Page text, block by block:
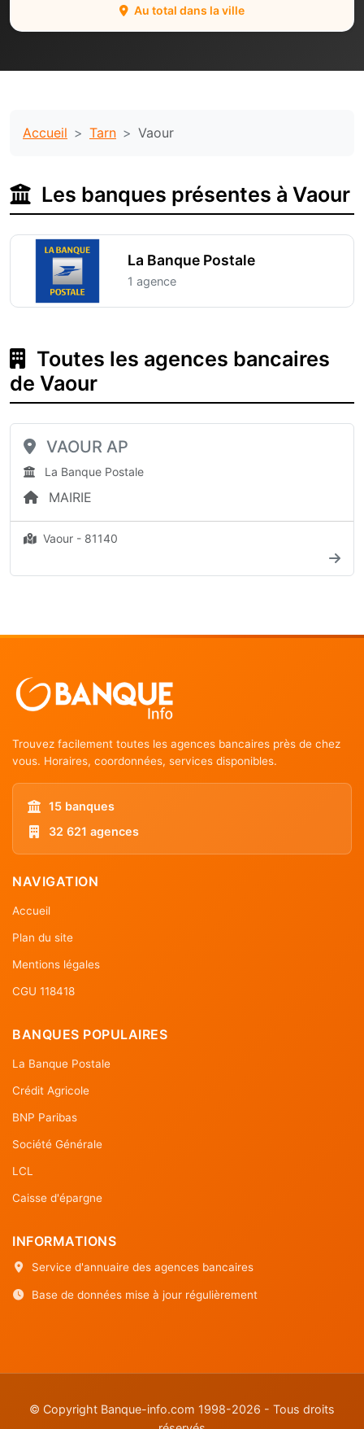
Au total dans la ville
Accueil Tarn Vaour
Les banques présentes à Vaour
La Banque Postale
1 agence
Toutes les agences bancaires
de Vaour
VAOUR AP
La Banque Postale
MAIRIE
Vaour - 81140
Trouvez facilement toutes les agences bancaires près de chez
vous. Horaires, coordonnées, services disponibles.
15 banques
32 621 agences
NAVIGATION
Accueil
Plan du site
Mentions légales
CGU 118418
BANQUES POPULAIRES
La Banque Postale
Crédit Agricole
BNP Paribas
Société Générale
LCL
Caisse d'épargne
INFORMATIONS
Service d'annuaire des agences bancaires
Base de données mise à jour régulièrement
© Copyright Banque-info.com 1998-2026 - Tous droits